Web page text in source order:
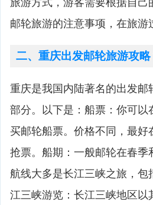
旅游方式，游客需要根据自
邮轮旅游的注意事项，在旅
二、重庆出发邮轮旅游攻略
重庆是我国内陆著名的出发
部分。以下是：船票：你可
买邮轮船票。价格不同，最
抢票。船期：一般邮轮在春
航线大多是长江三峡之旅，
江三峡游览：长江三峡地区